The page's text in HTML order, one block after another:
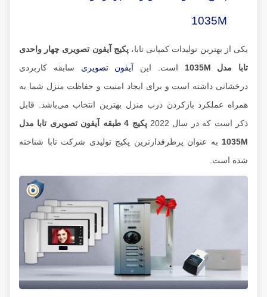
1035M
یکی از بهترین تولیدات کمپانی تابا،پکیج آیفون تصویری چهار واحدی
تابا مدل 1035M
است. این آیفون تصویری سابقه کاربردی
درخشانی داشته است و برای ایجاد امنیت و حفاظت منزل شما به
همراه عملکرد بازکردن درب منزل بهترین انتخاب می‌باشد. قابل
ذکر است که در سال 2022
پکیج 4 طبقه آیفون تصویری تابا مدل
1035M به عنوان پرطرفدارترین پکیج تولیدی شرکت تابا شناخته
شده است.